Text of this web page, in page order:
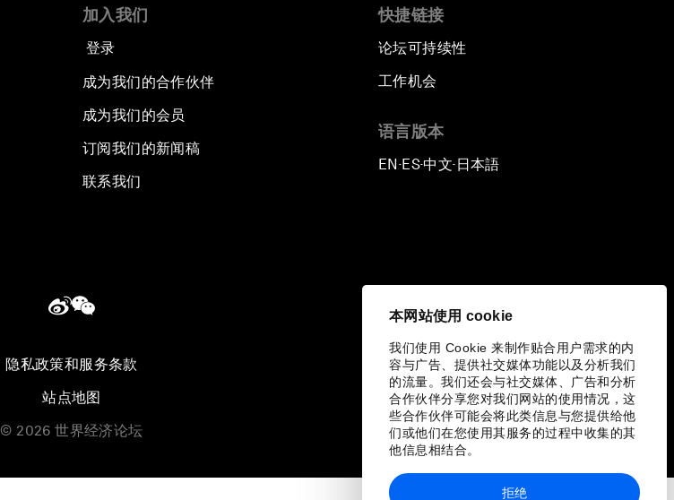
本网站使用 cookie
我们使用 Cookie 来制作贴合用户需求的内
容与广告、提供社交媒体功能以及分析我们
的流量。我们还会与社交媒体、广告和分析
合作伙伴分享您对我们网站的使用情况，这
些合作伙伴可能会将此类信息与您提供给他
们或他们在您使用其服务的过程中收集的其
他信息相结合。
拒绝
加入我们
登录
成为我们的合作伙伴
成为我们的会员
订阅我们的新闻稿
联系我们
快捷链接
论坛可持续性
工作机会
语言版本
EN ▪ES▪中文▪ 日本語
隐私政策和服务条款
站点地图
© 2026 世界经济论坛